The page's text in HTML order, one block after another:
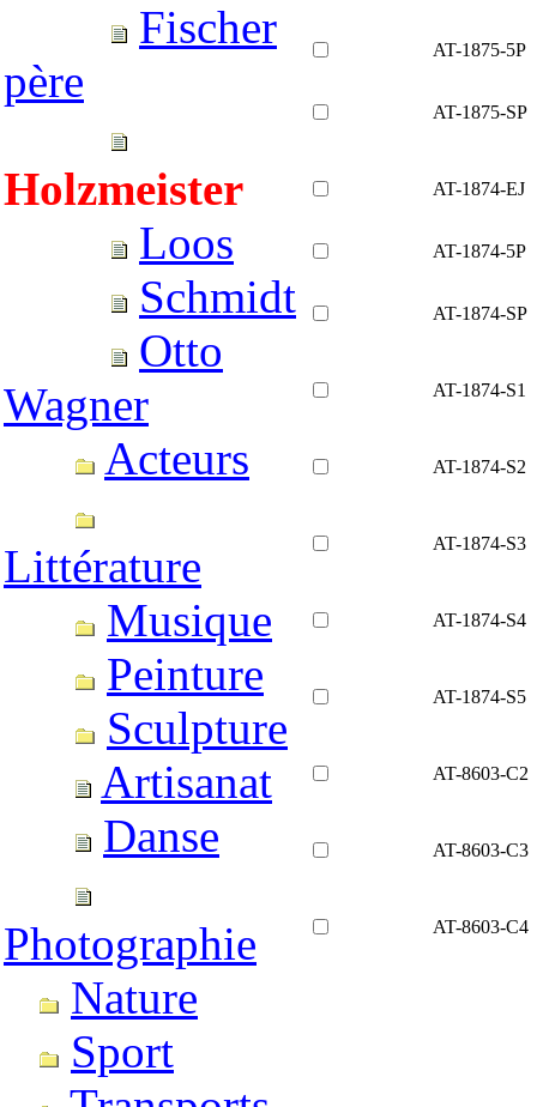
Fischer
père
Holzmeister
Loos
Schmidt
Otto
Wagner
Acteurs
Littérature
Musique
Peinture
Sculpture
Artisanat
Danse
Photographie
Nature
Sport
AT-1875-5P
AT-1875-SP
AT-1874-EJ
AT-1874-5P
AT-1874-SP
AT-1874-S1
AT-1874-S2
AT-1874-S3
AT-1874-S4
AT-1874-S5
AT-8603-C2
AT-8603-C3
AT-8603-C4